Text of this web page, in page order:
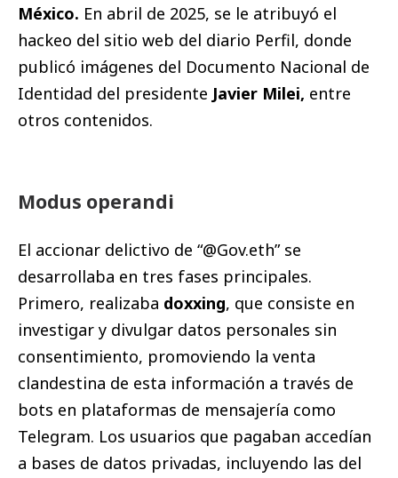
México. En abril de 2025, se le atribuyó el
hackeo del sitio web del diario Perfil, donde
publicó imágenes del Documento Nacional de
Identidad del presidente Javier Milei, entre
otros contenidos.
Modus operandi
El accionar delictivo de “@Gov.eth” se
desarrollaba en tres fases principales.
Primero, realizaba doxxing, que consiste en
investigar y divulgar datos personales sin
consentimiento, promoviendo la venta
clandestina de esta información a través de
bots en plataformas de mensajería como
Telegram. Los usuarios que pagaban accedían
a bases de datos privadas, incluyendo las del